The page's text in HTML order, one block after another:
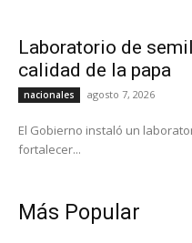
Laboratorio de
calidad de la papa
nacionales agosto 7, 2026
El Gobierno instaló un
fortalecer...
Más Popular